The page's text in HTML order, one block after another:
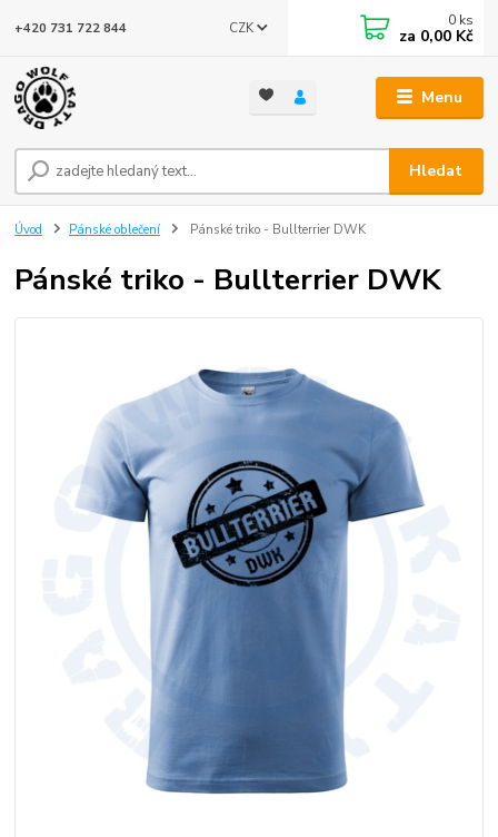
Menu
CZK
Hledat
+420 731 722 844 0 ks
za 0,00 Kč
Úvod Pánské oblečení Pánské triko - Bullterrier DWK
Pánské triko - Bullterrier DWK